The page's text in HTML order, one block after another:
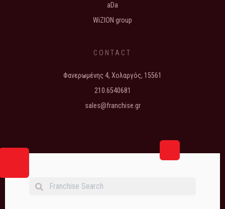
aDa
WiZION group
CONTACT
Φανερωμένης 4, Χολαργός, 15561
210.6540681
sales@franchise.gr